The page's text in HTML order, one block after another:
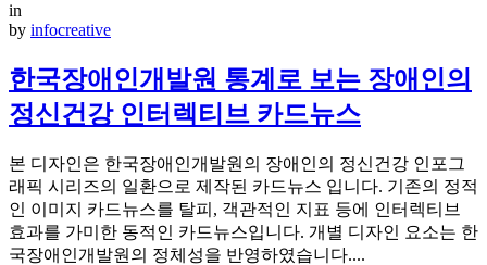
in
by infocreative
한국장애인개발원 통계로 보는 장애인의
정신건강 인터렉티브 카드뉴스
본 디자인은 한국장애인개발원의 장애인의 정신건강 인포그
래픽 시리즈의 일환으로 제작된 카드뉴스 입니다. 기존의 정적
인 이미지 카드뉴스를 탈피, 객관적인 지표 등에 인터렉티브
효과를 가미한 동적인 카드뉴스입니다. 개별 디자인 요소는 한
국장애인개발원의 정체성을 반영하였습니다....